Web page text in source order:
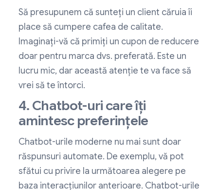
Să presupunem că sunteți un client căruia îi
place să cumpere cafea de calitate.
Imaginați-vă că primiți un cupon de reducere
doar pentru marca dvs. preferată. Este un
lucru mic, dar această atenție te va face să
vrei să te întorci.
4. Chatbot-uri care îți
amintesc preferințele
Chatbot-urile moderne nu mai sunt doar
răspunsuri automate. De exemplu, vă pot
sfătui cu privire la următoarea alegere pe
baza interacțiunilor anterioare. Chatbot-urile